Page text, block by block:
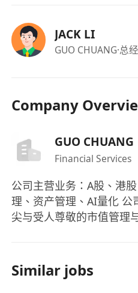
價值主張，願意以長
接受多元化合作模式
成長空間並存。
貢獻直接掛鉤。
工作時間高度彈性，不
點，以成果交付為核
開放全職、兼職及業
持個體事業路徑多元
JACK LI
GUO CHUANG·总
Company
GUO CHUANG
Financial Services
公司主营业务：A股、港
理、资产管理、AI量化 公司愿景：成为一家行业顶
尖与受人尊敬的市值管理
Similar jobs